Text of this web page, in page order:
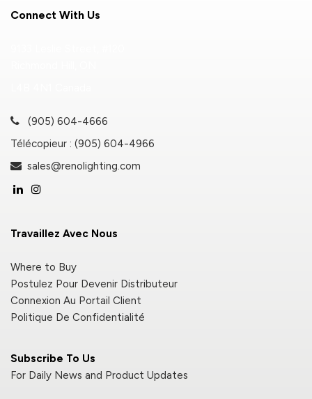
Subscribe To Us
For Daily News and Product Updates
Connect With Us
(905) 604-4666
Télécopieur : (905) 604-4966
sales@renolighting.com
Travaillez Avec Nous
Where to Buy
Postulez Pour Devenir Distributeur
Connexion Au Portail Client
Politique De Confidentialité